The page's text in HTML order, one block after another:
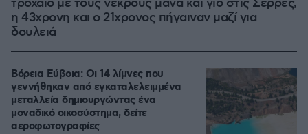
τροχαίο με τους νεκρούς μάνα και γιο στις Σέρρες,
η 43χρονη και ο 21χρονος πήγαιναν μαζί για
δουλειά
Βόρεια Εύβοια: Οι 14 λίμνες που
γεννήθηκαν από εγκαταλελειμμένα
μεταλλεία δημιουργώντας ένα
μοναδικό οικοσύστημα, δείτε
αεροφωτογραφίες